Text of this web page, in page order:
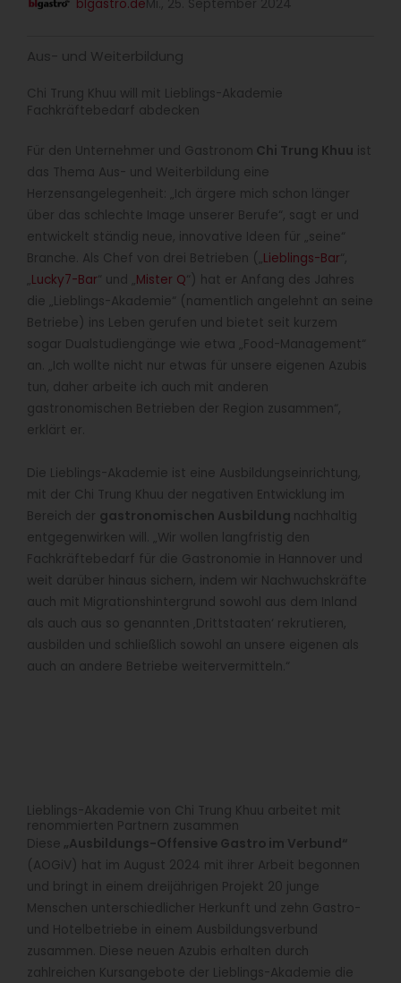
blgastro.deMi., 25. September 2024
Aus- und Weiterbildung
Chi Trung Khuu will mit Lieblings-Akademie
Fachkräftebedarf abdecken
Für den Unternehmer und Gastronom Chi Trung Khuu ist
das Thema Aus- und Weiterbildung eine
Herzensangelegenheit: „Ich ärgere mich schon länger
über das schlechte Image unserer Berufe“, sagt er und
entwickelt ständig neue, innovative Ideen für „seine“
Branche. Als Chef von drei Betrieben („Lieblings-Bar“,
„Lucky7-Bar“ und „Mister Q“) hat er Anfang des Jahres
die „Lieblings-Akademie“ (namentlich angelehnt an seine
Betriebe) ins Leben gerufen und bietet seit kurzem
sogar Dualstudiengänge wie etwa „Food-Management“
an. „Ich wollte nicht nur etwas für unsere eigenen Azubis
tun, daher arbeite ich auch mit anderen
gastronomischen Betrieben der Region zusammen“,
erklärt er.
Die Lieblings-Akademie ist eine Ausbildungseinrichtung,
mit der Chi Trung Khuu der negativen Entwicklung im
Bereich der gastronomischen Ausbildung nachhaltig
entgegenwirken will. „Wir wollen langfristig den
Fachkräftebedarf für die Gastronomie in Hannover und
weit darüber hinaus sichern, indem wir Nachwuchskräfte
auch mit Migrationshintergrund sowohl aus dem Inland
als auch aus so genannten ‚Drittstaaten‘ rekrutieren,
ausbilden und schließlich sowohl an unsere eigenen als
auch an andere Betriebe weitervermitteln.“
Lieblings-Akademie von Chi Trung Khuu arbeitet mit
renommierten Partnern zusammen
Diese „Ausbildungs-Offensive Gastro im Verbund“
(AOGiV) hat im August 2024 mit ihrer Arbeit begonnen
und bringt in einem dreijährigen Projekt 20 junge
Menschen unterschiedlicher Herkunft und zehn Gastro-
und Hotelbetriebe in einem Ausbildungsverbund
zusammen. Diese neuen Azubis erhalten durch
zahlreichen Kursangebote der Lieblings-Akademie die